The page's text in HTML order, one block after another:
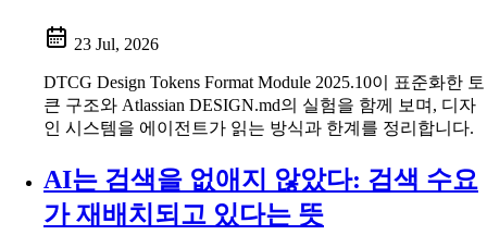
23 Jul, 2026
DTCG Design Tokens Format Module 2025.10이 표준화한 토
큰 구조와 Atlassian DESIGN.md의 실험을 함께 보며, 디자
인 시스템을 에이전트가 읽는 방식과 한계를 정리합니다.
AI는 검색을 없애지 않았다: 검색 수요
가 재배치되고 있다는 뜻